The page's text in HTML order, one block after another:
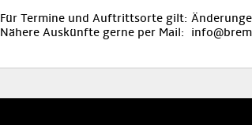
Für Termine und Auftrittsorte gilt:
Nähere Auskünfte gerne per Mail: